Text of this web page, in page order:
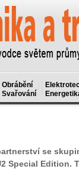
Obrábění
Svařování
se
Special Edition.